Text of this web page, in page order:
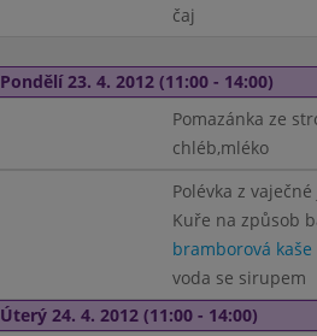
čaj
Pondělí 23. 4. 2012 (11:00 - 14:00)
Pomazánka ze
chléb,mléko
Polévka z
Kuře na způsob
bramborová kaše
voda se sirupem
Úterý 24. 4. 2012 (11:00 - 14:00)